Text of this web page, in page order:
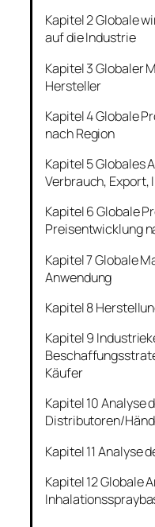
Kapitel 2 Globale
auf die Industrie
Kapitel 3 Globaler
Hersteller
Kapitel 4 Globale
nach Region
Kapitel 5 Globales
Verbrauch, Export,
Kapitel 6 Globale
Preisentwicklung
Kapitel 7 Globale
Anwendung
Kapitel 8
Kapitel 9
Käufer
Kapitel 10 Analyse
Distributoren/
Kapitel 11
Kapitel 12 Globale